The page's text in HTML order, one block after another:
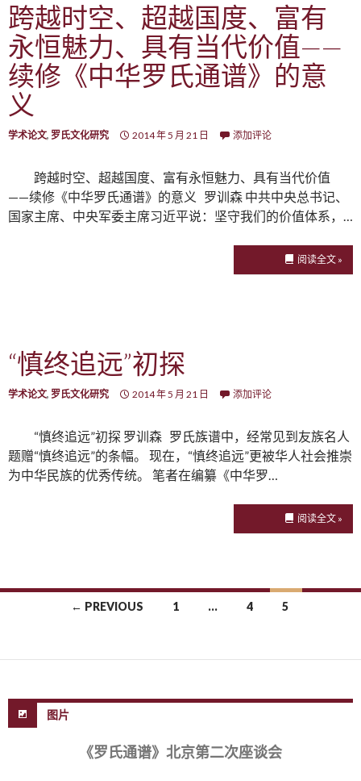
跨越时空、超越国度、富有
永恒魅力、具有当代价值——
续修《中华罗氏通谱》的意
义
学术论文, 罗氏文化研究 2014 年 5 月 21 日 添加评论
跨越时空、超越国度、富有永恒魅力、具有当代价值
——续修《中华罗氏通谱》的意义 罗训森 中共中央总书记、
国家主席、中央军委主席习近平说：坚守我们的价值体系，…
阅读全文 »
“慎终追远”初探
学术论文, 罗氏文化研究 2014 年 5 月 21 日 添加评论
“慎终追远”初探 罗训森 罗氏族谱中，经常见到友族名人
题赠“慎终追远”的条幅。 现在，“慎终追远”更被华人社会推崇
为中华民族的优秀传统。 笔者在编纂《中华罗…
阅读全文 »
← PREVIOUS 1 … 4 5
图片
《罗氏通谱》北京第二次座谈会